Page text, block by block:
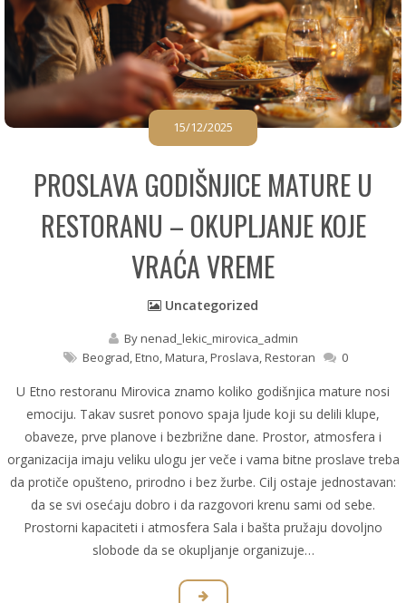
15/12/2025
PROSLAVA GODIŠNJICE MATURE U
RESTORANU – OKUPLJANJE KOJE
VRAĆA VREME
Uncategorized
Bynenad_lekic_mirovica_admin
Beograd Etno Matura Proslava Restoran 0
U Etno restoranu Mirovica znamo koliko godišnjica mature nosi
emociju. Takav susret ponovo spaja ljude koji su delili klupe,
obaveze, prve planove i bezbrižne dane. Prostor, atmosfera i
organizacija imaju veliku ulogu jer veče i vama bitne proslave treba
da protiče opušteno, prirodno i bez žurbe. Cilj ostaje jednostavan:
da se svi osećaju dobro i da razgovori krenu sami od sebe.
Prostorni kapaciteti i atmosfera Sala i bašta pružaju dovoljno
slobode da se okupljanje organizuje…